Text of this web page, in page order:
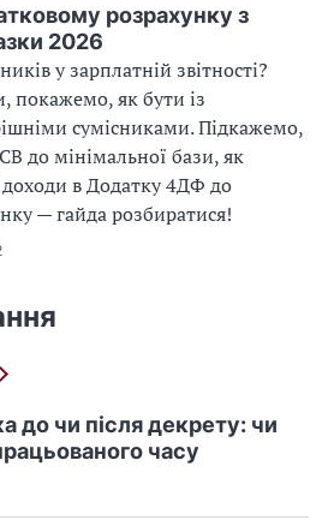
розрахунку з
2026
у зарплатній звітності?
покажемо, як бути із
сумісниками. Підкажемо,
до мінімальної бази, як
доходи в Додатку 4ДФ до
— гайда розбиратися!
до чи після декрету: чи
часу